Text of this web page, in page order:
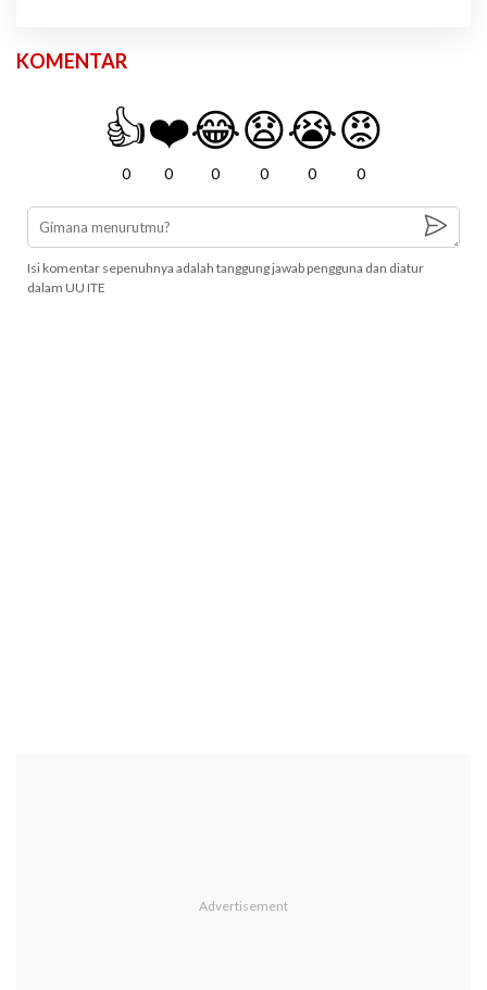
KOMENTAR
👍
0
❤️
0
😂
0
😧
0
😭
0
😡
0
Isi komentar sepenuhnya adalah tanggung jawab pengguna dan diatur
dalam UU ITE